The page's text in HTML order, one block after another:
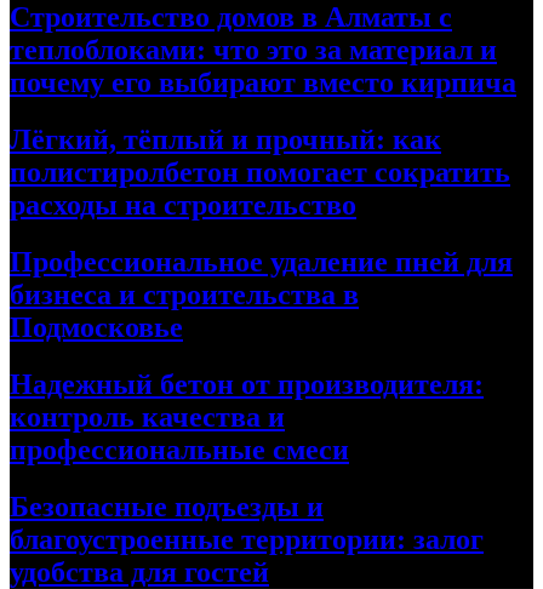
Строительство домов в Алматы с
теплоблоками: что это за материал и
почему его выбирают вместо кирпича
Лёгкий, тёплый и прочный: как
полистиролбетон помогает сократить
расходы на строительство
Профессиональное удаление пней для
бизнеса и строительства в
Подмосковье
Надежный бетон от производителя:
контроль качества и
профессиональные смеси
Безопасные подъезды и
благоустроенные территории: залог
удобства для гостей